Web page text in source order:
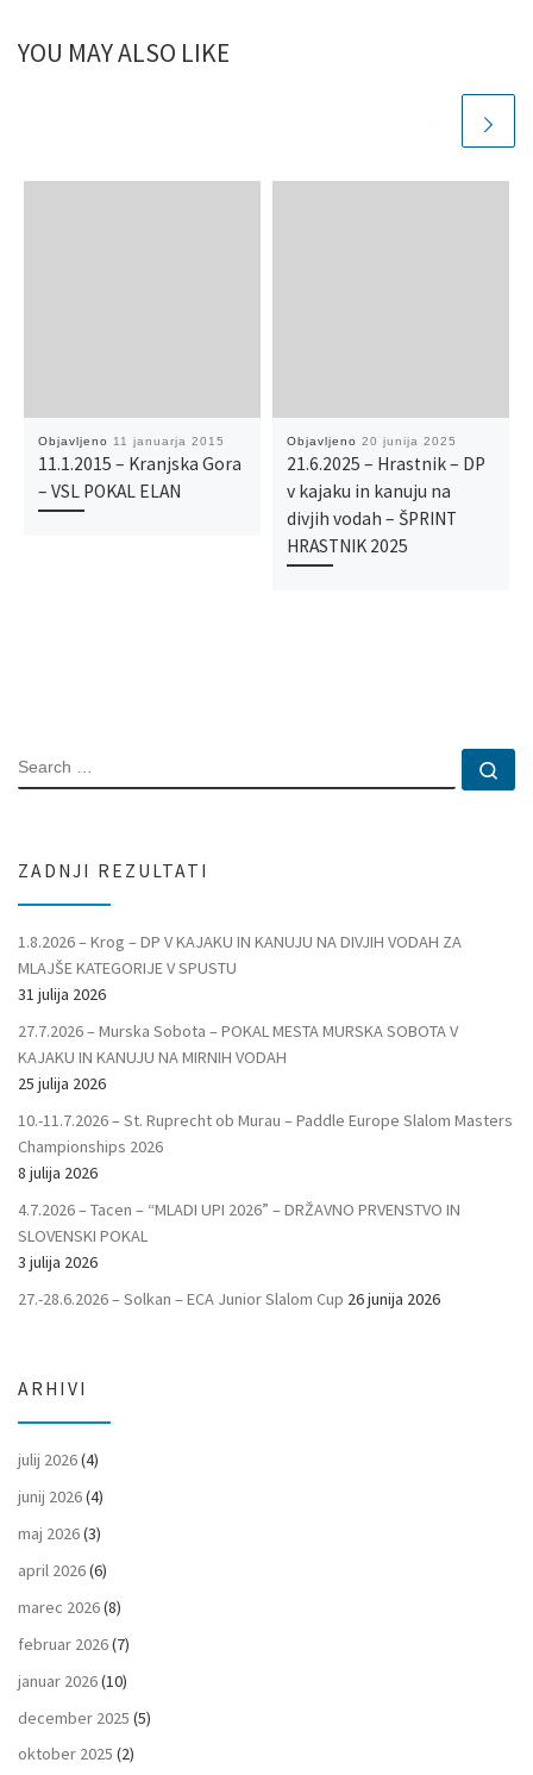
YOU MAY ALSO LIKE
Objavljeno 11 januarja 2015
11.1.2015 – Kranjska Gora
– VSL POKAL ELAN
Objavljeno 20 junija 2025
21.6.2025 – Hrastnik – DP
v kajaku in kanuju na
divjih vodah – ŠPRINT
HRASTNIK 2025
SEARCH
ZADNJI REZULTATI
1.8.2026 – Krog – DP V KAJAKU IN KANUJU NA DIVJIH VODAH ZA
MLAJŠE KATEGORIJE V SPUSTU
31 julija 2026
27.7.2026 – Murska Sobota – POKAL MESTA MURSKA SOBOTA V
KAJAKU IN KANUJU NA MIRNIH VODAH
25 julija 2026
10.-11.7.2026 – St. Ruprecht ob Murau – Paddle Europe Slalom Masters
Championships 2026
8 julija 2026
4.7.2026 – Tacen – “MLADI UPI 2026” – DRŽAVNO PRVENSTVO IN
SLOVENSKI POKAL
3 julija 2026
27.-28.6.2026 – Solkan – ECA Junior Slalom Cup 26 junija 2026
ARHIVI
julij 2026(4)
junij 2026(4)
maj 2026(3)
april 2026(6)
marec 2026(8)
februar 2026(7)
januar 2026(10)
december 2025 (5)
oktober 2025 (2)